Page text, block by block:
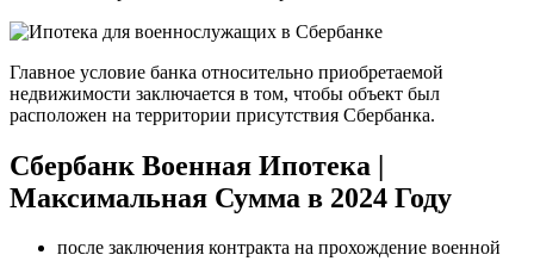
Главное условие банка относительно приобретаемой
недвижимости заключается в том, чтобы объект был
расположен на территории присутствия Сбербанка.
Сбербанк Военная Ипотека |
Максимальная Сумма в 2024 Году
после заключения контракта на прохождение военной